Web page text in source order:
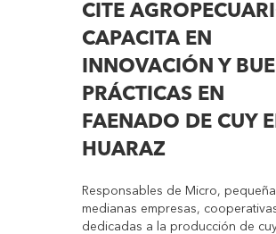
CITE
CAPACITA EN
INNOVACIÓN Y
PRÁCTICAS EN
FAENADO DE CUY
HUARAZ
Responsables de Micro,
medianas empresas,
dedicadas a la producción de